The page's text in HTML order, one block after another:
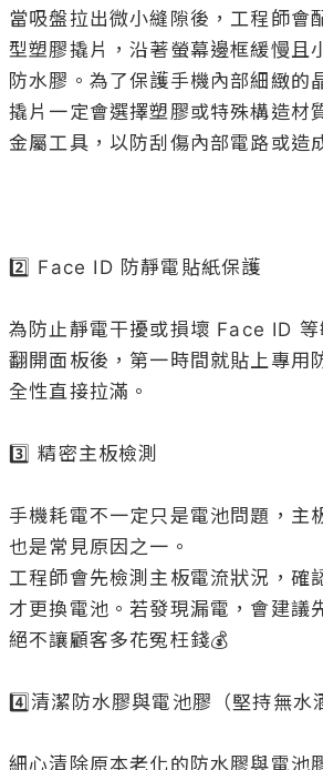
當吸盤拉出微小縫隙後，工程師會
型塑膠撬片，沿著螢幕邊框緩慢且
防水膠。為了保護手機內部細緻的
撬片一定會選擇塑膠或特殊構造材
金屬工具，以防刮傷內部電路或造
2️⃣ Face ID 防靜電貼紙保護
為防止靜電干擾或損壞 Face ID
翻開面板後，第一時間就貼上專用
全性直接拉滿。
3️⃣ 精密主板檢測
手機耗電不一定只是電池問題，主
也是常見原因之一。
工程師會先檢測主板電流狀況，確
才更換電池。若發現漏電，會建議
絕不讓顧客多花冤枉錢💰
4️⃣清潔防水膠與電池膠（堅持無水
細心清除原本老化的防水膠與電池